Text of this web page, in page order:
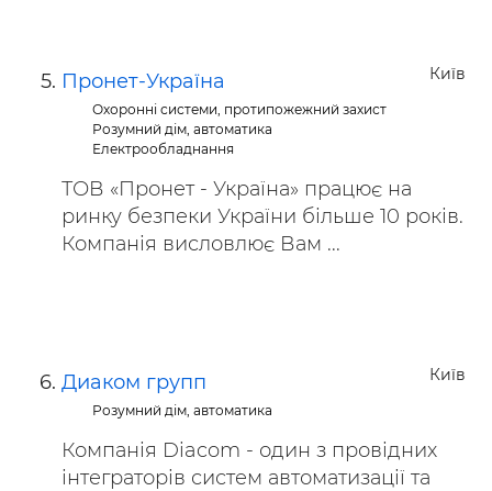
Київ
Пронет-Україна
Охоронні системи, протипожежний захист
Розумний дім, автоматика
Електрообладнання
ТОВ «Пронет - Україна» працює на
ринку безпеки України більше 10 років.
Компанія висловлює Вам ...
Київ
Диаком групп
Розумний дім, автоматика
Компанія Diacom - один з провідних
інтеграторів систем автоматизації та